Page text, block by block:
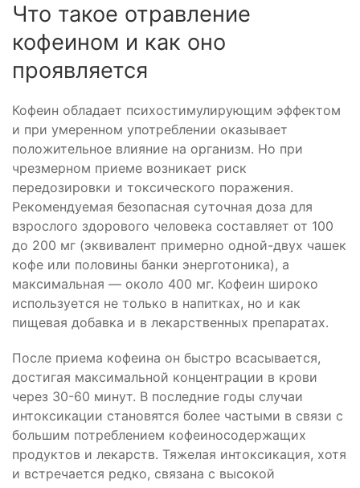
Что такое отравление
кофеином и как оно
проявляется
Кофеин обладает психостимулирующим эффектом
и при умеренном употреблении оказывает
положительное влияние на организм. Но при
чрезмерном приеме возникает риск
передозировки и токсического поражения.
Рекомендуемая безопасная суточная доза для
взрослого здорового человека составляет от 100
до 200 мг (эквивалент примерно одной-двух чашек
кофе или половины банки энерготоника), а
максимальная — около 400 мг. Кофеин широко
используется не только в напитках, но и как
пищевая добавка и в лекарственных препаратах.
После приема кофеина он быстро всасывается,
достигая максимальной концентрации в крови
через 30-60 минут. В последние годы случаи
интоксикации становятся более частыми в связи с
большим потреблением кофеиносодержащих
продуктов и лекарств. Тяжелая интоксикация, хотя
и встречается редко, связана с высокой